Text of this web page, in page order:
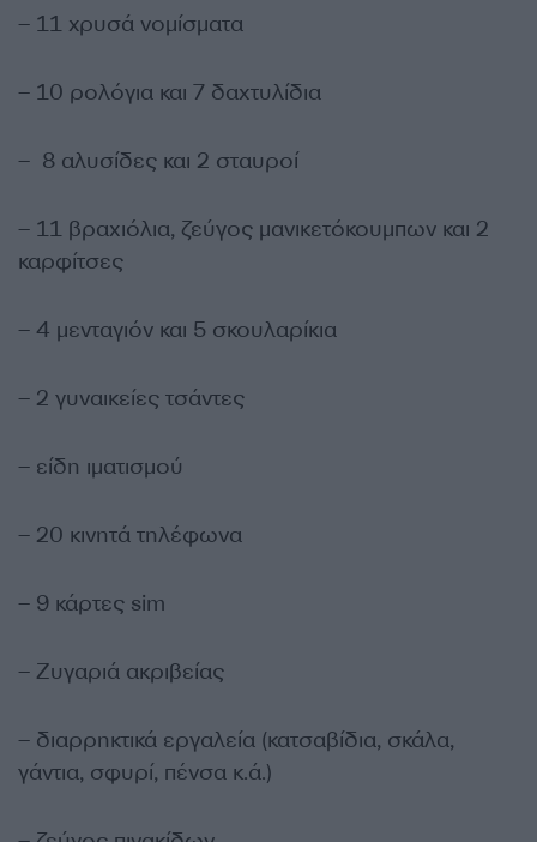
– 11 χρυσά νομίσματα
– 10 ρολόγια και 7 δαχτυλίδια
– 8 αλυσίδες και 2 σταυροί
– 11 βραχιόλια, ζεύγος μανικετόκουμπων και 2
καρφίτσες
– 4 μενταγιόν και 5 σκουλαρίκια
– 2 γυναικείες τσάντες
– είδη ιματισμού
– 20 κινητά τηλέφωνα
– 9 κάρτες sim
– Ζυγαριά ακριβείας
– διαρρηκτικά εργαλεία (κατσαβίδια, σκάλα,
γάντια, σφυρί, πένσα κ.ά.)